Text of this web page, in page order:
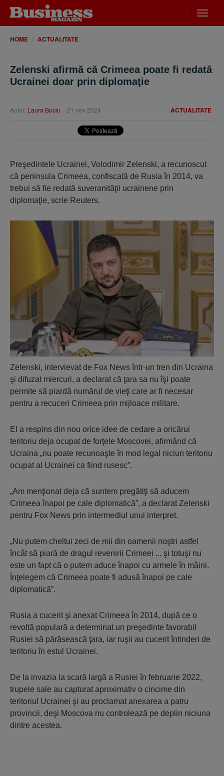
meniu
HOME ACTUALITATE
Zelenski afirmă că Crimeea poate fi redată
Ucrainei doar prin diplomaţie
ACTUALITATE
Autor: Laura Buciu 21 nov 2024
Preşedintele Ucrainei, Volodimir Zelenski, a recunoscut
că peninsula Crimeea, confiscată de Rusia în 2014, va
trebui să fie redată suveranităţii ucrainene prin
diplomaţie, scrie Reuters.
Zelenski, intervievat de Fox News într-un tren din Ucraina
şi difuzat miercuri, a declarat că ţara sa nu îşi poate
permite să piardă numărul de vieţi care ar fi necesar
pentru a recuceri Crimeea prin mijloace militare.
El a respins din nou orice idee de cedare a oricărui
teritoriu deja ocupat de forţele Moscovei, afirmând că
Ucraina „nu poate recunoaşte în mod legal niciun teritoriu
ocupat al Ucrainei ca fiind rusesc”.
„Am menţionat deja că suntem pregătiţi să aducem
Crimeea înapoi pe cale diplomatică”, a declarat Zelenski
pentru Fox News prin intermediul unui interpret.
„Nu putem cheltui zeci de mii din oamenii noştri astfel
încât să piară de dragul revenirii Crimeei ... şi totuşi nu
este un fapt că o putem aduce înapoi cu armele în mâini.
Înţelegem că Crimeea poate fi adusă înapoi pe cale
diplomatică”.
Rusia a cucerit şi anexat Crimeea în 2014, după ce o
revoltă populară a determinat un preşedinte favorabil
Rusiei să părăsească ţara, iar ruşii au cucerit întinderi de
teritoriu în estul Ucrainei.
De la invazia la scară largă a Rusiei în februarie 2022,
trupele sale au capturat aproximativ o cincime din
teritoriul Ucrainei şi au proclamat anexarea a patru
provincii, deşi Moscova nu controlează pe deplin niciuna
dintre acestea.